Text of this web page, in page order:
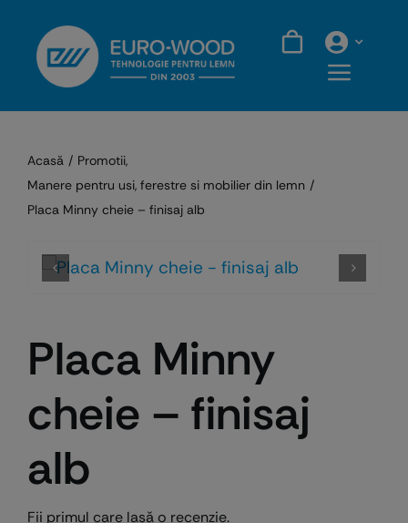
content
Acasă
Promotii
Manere pentru usi, ferestre si mobilier din lemn
Placa Minny cheie – finisaj alb
Placa Minny
cheie – finisaj
alb
Fii primul care lasă o recenzie.